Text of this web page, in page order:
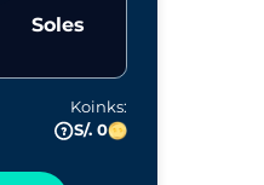
Soles
Koinks:
S/. 0